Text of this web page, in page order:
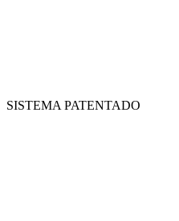
SISTEMA PATENTADO